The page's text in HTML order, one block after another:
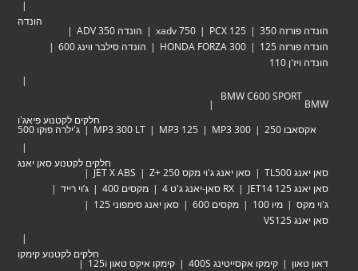
PCX 125
xadv 750
הונדה ADV 350
HONDA FORZA 300
הונדה סילבר ווינג 600
BMW C600
חלקים לקטנוע פיאג'ו
MP3 300
MP3 125
MP3 300 LT ג'ילרה פוקו 500
חלקים לקטנוע סאן יאנג
סאן יאנג ג'וי מקס Zּ+ 250
JET X ABS
RX סאן-יאנג ג'ט 4 מקסים 400
ג’וי רייד
מקסים 600
סאן יאנג סימפוני 125
חלקים לקטנוע קימקו
קימקו אקסייטינג 400S
קימקו איקס טאון 125i